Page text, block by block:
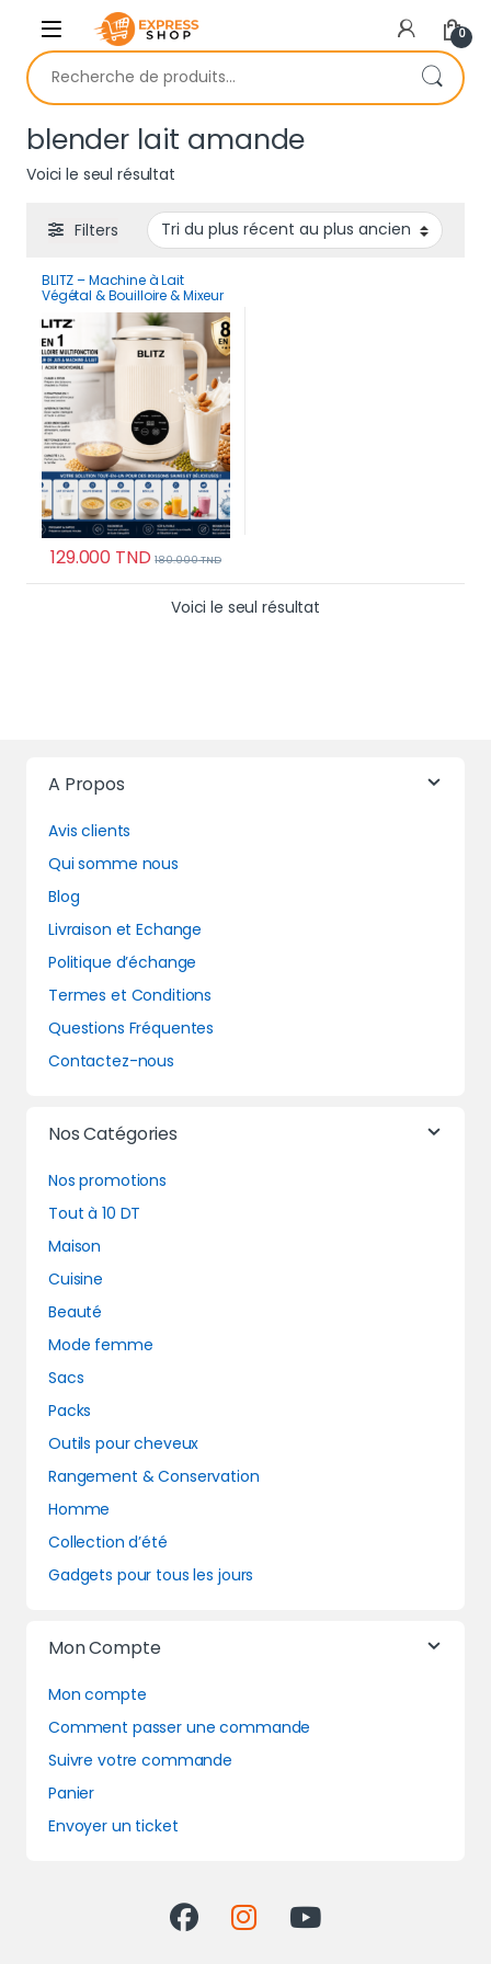
Skip to navigation
Skip to content
0
Recherche pour :
blender lait amande
Voici le seul résultat
Filters
BLITZ – Machine à Lait
Végétal & Bouilloire & Mixeur
8en1 – 1,2 L, Prépare Lait
d’Amande, Avoine, Soja, Jus,
Smoothies, Soupes,
Nettoyage Automatique
129.000 TND 180.000TND
Voici le seul résultat
A Propos
Avis clients
Qui somme nous
Blog
Livraison et Echange
Politique d’échange
Termes et Conditions
Questions Fréquentes
Contactez-nous
Nos Catégories
Nos promotions
Tout à 10 DT
Maison
Cuisine
Beauté
Mode femme
Sacs
Packs
Outils pour cheveux
Rangement & Conservation
Homme
Collection d’été
Gadgets pour tous les jours
Mon Compte
Mon compte
Comment passer une commande
Suivre votre commande
Panier
Envoyer un ticket